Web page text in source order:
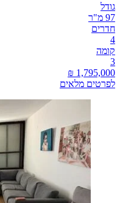
גודל
97 מ"ר
חדרים
4
קומה
3
לפרטים מלאים